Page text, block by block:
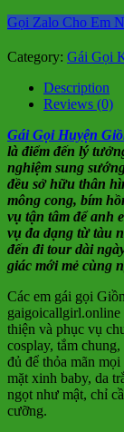
Gọi Zalo Cho Em
Category: Gái Gọi
Description
Reviews (0)
Gái Gọi Huyện
là điểm đến lý
nghiệm sung
đều sở hữu thân
mông cong, bím
vụ tận tâm để anh
vụ đa dạng từ tàu
đến đi tour dài
giác mới mẻ cùng
Các em gái gọi
gaigoicallgirl.online
thiện và phục vụ
cosplay, tắm
đủ để thỏa mãn
mặt xinh baby, da
ngọt như mật, chỉ
cưỡng.